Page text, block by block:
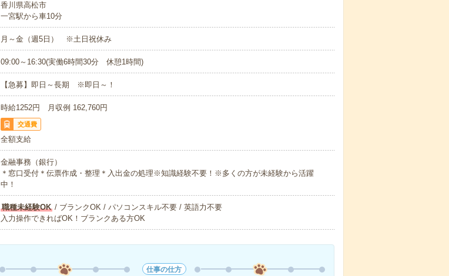
香川県高松市
一宮駅から車10分
月～金（週5日） ※土日祝休み
09:00～16:30(実働6時間30分 休憩1時間)
【急募】即日～長期 ※即日～！
時給1252円 月収例 162,760円
交通費
全額支給
金融事務（銀行）
＊窓口受付＊伝票作成・整理＊入出金の処理※知識経験不要！※多くの方が未経験から活躍
中！
職種未経験OK/ ブランクOK / パソコンスキル不要 / 英語力不要
入力操作できればOK！ブランクある方OK
仕事の仕方